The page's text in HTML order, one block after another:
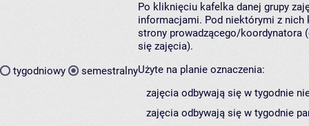
tygodniowy semestralny
Po kliknięciu kafelka danej grupy
informacjami. Pod niektórymi z nich
strony prowadzącego/koordynatora
się zajęcia).
Użyte na planie oznaczenia:
zajęcia odbywają się w tygodnie
zajęcia odbywają się w tygodnie